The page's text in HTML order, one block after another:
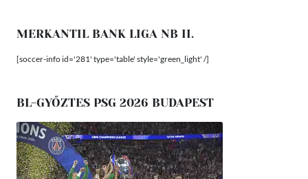
MERKANTIL BANK LIGA NB II.
[soccer-info id='281' type='table' style='green_light' /]
BL-GYŐZTES PSG 2026 BUDAPEST